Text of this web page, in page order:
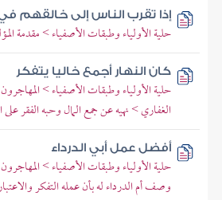
إذا تقرب الناس إلى خالقهم في
حلية الأولياء وطبقات الأصفياء > مقدمة
كان النهار أجمع خاليا يتفكر
حلية الأولياء وطبقات الأصفياء >
الغفاري > نهيه عن جمع المال وحبه الفقر
أفضل عمل أبي الدرداء
حلية الأولياء وطبقات الأصفياء >
وصف أم الدرداء له بأن عمله التفكر